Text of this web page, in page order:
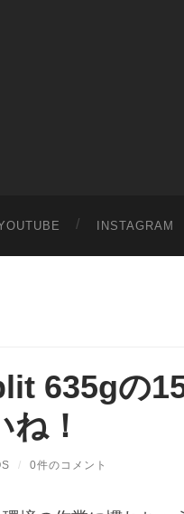
INSTAGRAM
635gの
！
/ 0件のコメント